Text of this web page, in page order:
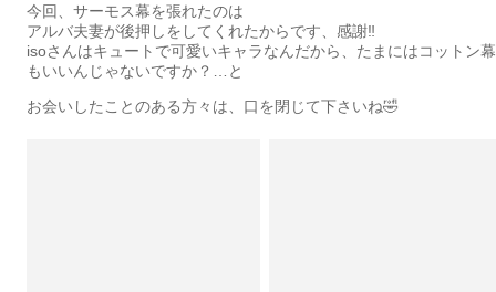
今回、サーモス幕を張れたのは
アルバ夫妻が後押しをしてくれたからです、感謝‼️
isoさんはキュートで可愛いキャラなんだから、たまにはコットン幕
もいいんじゃないですか？…と
お会いしたことのある方々は、口を閉じて下さいね🤣